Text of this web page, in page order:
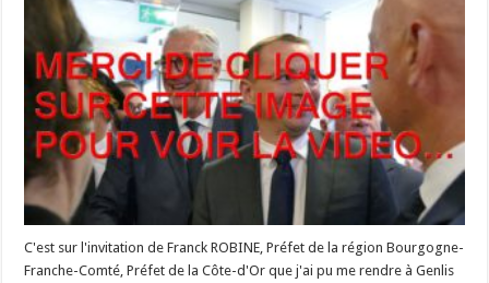
C'est sur l'invitation de Franck ROBINE, Préfet de la région Bourgogne-
Franche-Comté, Préfet de la Côte-d'Or que j'ai pu me rendre à Genlis